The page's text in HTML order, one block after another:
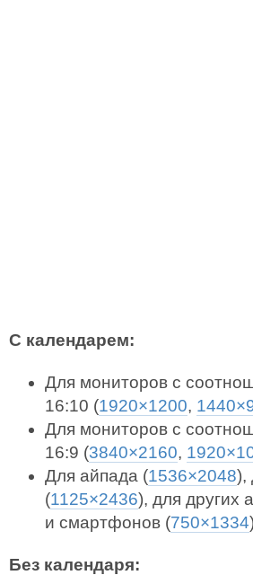
С календарем:
Для мониторов с
16:10 (1920×1200,
Для мониторов с
16:9 (3840×2160,
Для айпада (1536×2048),
(1125×2436), для других
и смартфонов (750×1334
Без календаря: